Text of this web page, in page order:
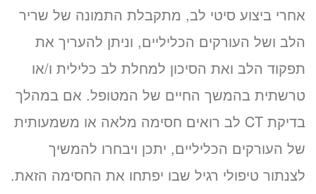
אחרי ביצוע סיטי לב, מתקבלת התמונה של שריר
הלב ושל העורקים הכליליים, וניתן להעריך את
תפקוד הלב ואת הסיכון למחלת לב כלילית ו/או
טרשתית בהמשך החיים של המטופל. אם במהלך
בדיקת CT לב רואים חסימה מלאה או משמעותית
של העורקים הכליליים, יתכן ויבחרו להמשיך
לצנתור טיפולי רגיל שבו יפתחו את החסימה הזאת.